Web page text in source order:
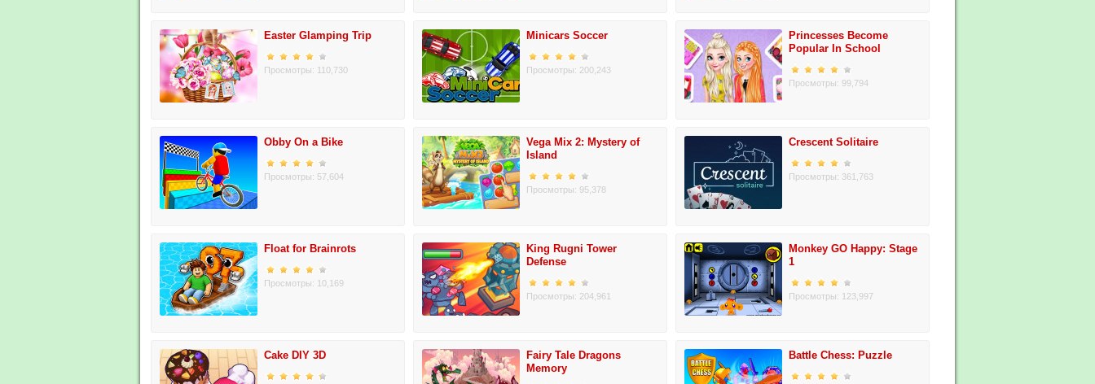
Easter Glamping Trip
Просмотры: 110,730
Minicars Soccer
Просмотры: 200,243
Princesses Become
Popular In School
Просмотры: 99,794
Obby On a Bike
Просмотры: 57,604
Vega Mix 2: Mystery of
Island
Просмотры: 95,378
Crescent Solitaire
Просмотры: 361,763
Float for Brainrots
Просмотры: 10,169
King Rugni Tower
Defense
Просмотры: 204,961
Monkey GO Happy: Stage
1
Просмотры: 123,997
Cake DIY 3D
Fairy Tale Dragons
Memory
Battle Chess: Puzzle